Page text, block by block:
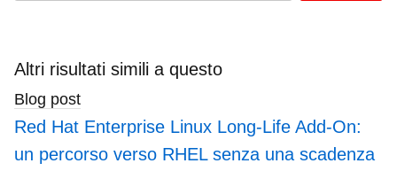
search
blogs
Altri risultati simili a questo
Blog post
Red Hat Enterprise Linux Long-Life Add-On:
un percorso verso RHEL senza una scadenza